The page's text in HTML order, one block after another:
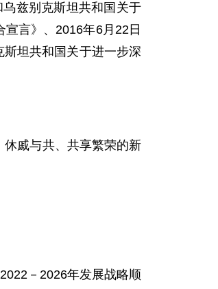
兹别克斯坦共和国关于
言》、2016年6月22日
坦共和国关于进一步深
戚与共、共享繁荣的新
－2026年发展战略顺